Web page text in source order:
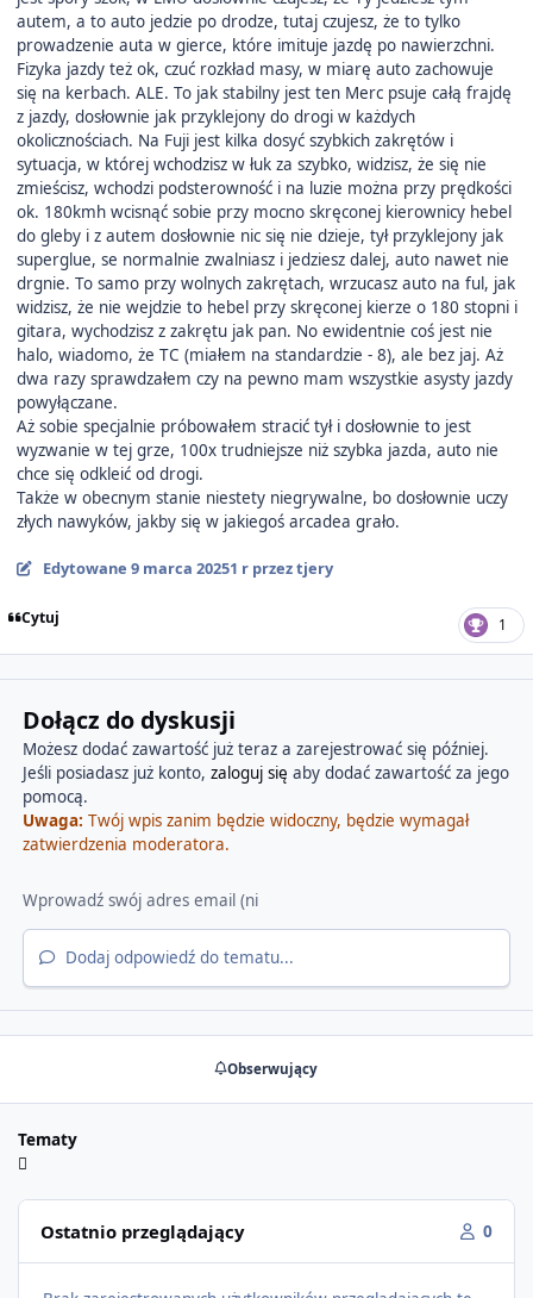
autem, a to auto jedzie po drodze, tutaj czujesz, że to tylko
prowadzenie auta w gierce, które imituje jazdę po nawierzchni.
Fizyka jazdy też ok, czuć rozkład masy, w miarę auto zachowuje
się na kerbach. ALE. To jak stabilny jest ten Merc psuje całą frajdę
z jazdy, dosłownie jak przyklejony do drogi w każdych
okolicznościach. Na Fuji jest kilka dosyć szybkich zakrętów i
sytuacja, w której wchodzisz w łuk za szybko, widzisz, że się nie
zmieścisz, wchodzi podsterowność i na luzie można przy prędkości
ok. 180kmh wcisnąć sobie przy mocno skręconej kierownicy hebel
do gleby i z autem dosłownie nic się nie dzieje, tył przyklejony jak
superglue, se normalnie zwalniasz i jedziesz dalej, auto nawet nie
drgnie. To samo przy wolnych zakrętach, wrzucasz auto na ful, jak
widzisz, że nie wejdzie to hebel przy skręconej kierze o 180 stopni i
gitara, wychodzisz z zakrętu jak pan. No ewidentnie coś jest nie
halo, wiadomo, że TC (miałem na standardzie - 8), ale bez jaj. Aż
dwa razy sprawdzałem czy na pewno mam wszystkie asysty jazdy
powyłączane.
Aż sobie specjalnie próbowałem stracić tył i dosłownie to jest
wyzwanie w tej grze, 100x trudniejsze niż szybka jazda, auto nie
chce się odkleić od drogi.
Także w obecnym stanie niestety niegrywalne, bo dosłownie uczy
złych nawyków, jakby się w jakiegoś arcadea grało.
Edytowane 9 marca 20251 r przez tjery
Cytuj 1
Dołącz do dyskusji
Możesz dodać zawartość już teraz a zarejestrować się później.
Jeśli posiadasz już konto, zaloguj się aby dodać zawartość za jego
pomocą.
Uwaga: Twój wpis zanim będzie widoczny, będzie wymagał
zatwierdzenia moderatora.
Dodaj odpowiedź do tematu...
Obserwujący
Tematy
Ostatnio przeglądający 0